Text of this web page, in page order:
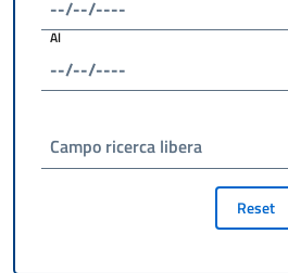
Al
Campo ricerca libera
Reset